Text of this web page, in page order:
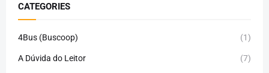
CATEGORIES
4Bus (Buscoop) (1)
A Dúvida do Leitor (7)